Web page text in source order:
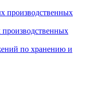
производственных
по хранению и